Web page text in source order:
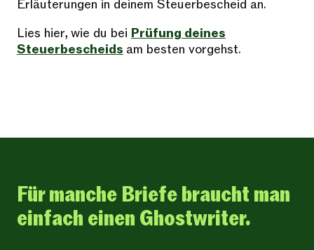
Erläuterungen in deinem Steuerbescheid an.
Lies hier, wie du bei Prüfung deines
Steuerbescheids am besten vorgehst.
Für manche Briefe braucht man
einfach einen Ghostwriter.